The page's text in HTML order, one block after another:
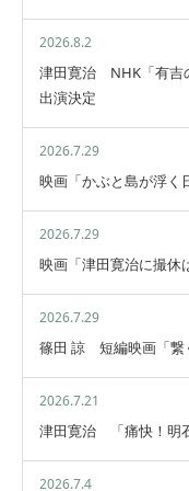
2026.8.2
津田寛治 NHK「有吉
出演決定
2026.7.29
映画「かぶと島が浮く
2026.7.29
映画「津田寛治に撮休
2026.7.29
篠田 諒 短編映画「繋
2026.7.21
津田寛治 「痛快！明
2026.7.4